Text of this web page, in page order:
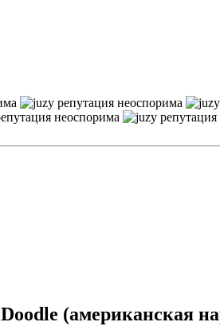
(американская